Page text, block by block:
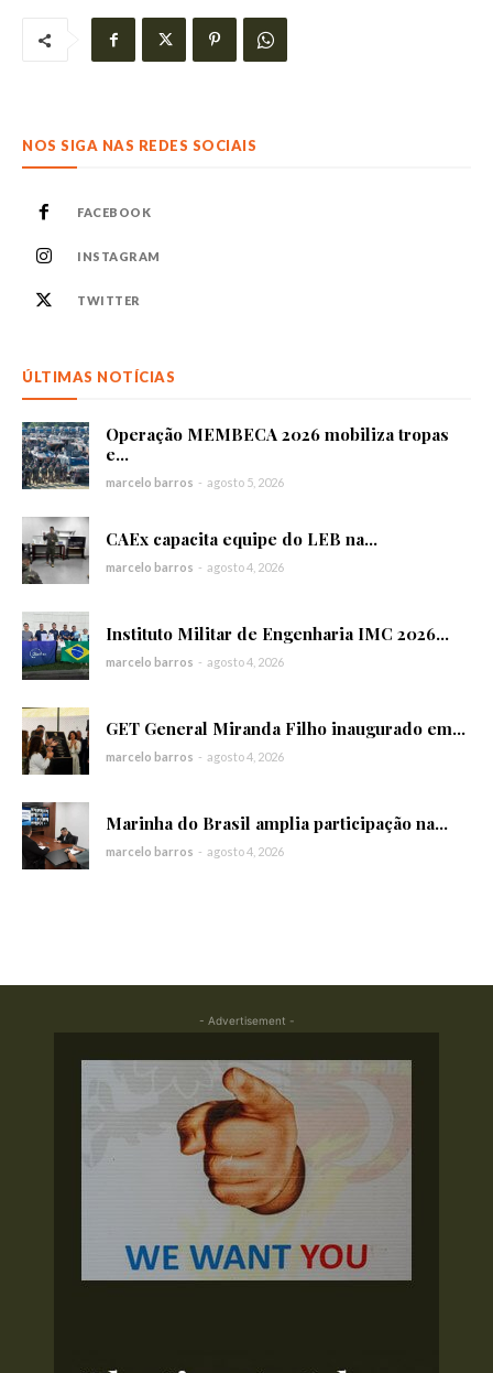
NOS SIGA NAS REDES SOCIAIS
FACEBOOK
INSTAGRAM
TWITTER
ÚLTIMAS NOTÍCIAS
Operação MEMBECA 2026 mobiliza tropas
e...
marcelo barros - agosto 5, 2026
CAEx capacita equipe do LEB na...
marcelo barros - agosto 4, 2026
Instituto Militar de Engenharia IMC 2026...
marcelo barros - agosto 4, 2026
GET General Miranda Filho inaugurado em...
marcelo barros - agosto 4, 2026
Marinha do Brasil amplia participação na...
marcelo barros - agosto 4, 2026
- Advertisement -